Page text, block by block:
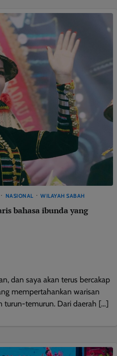
NASIONAL WILAYAH SABAH
bahasa ibunda yang
dan saya akan terus bercakap
mempertahankan warisan
turun-temurun. Dari daerah […]